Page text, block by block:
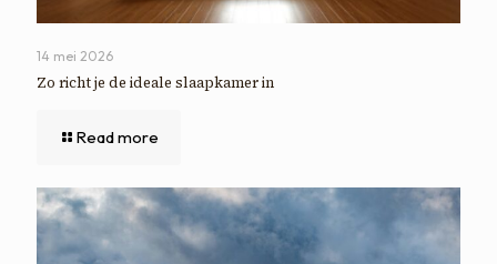
14 mei 2026
Zo richt je de ideale slaapkamer in
Read more